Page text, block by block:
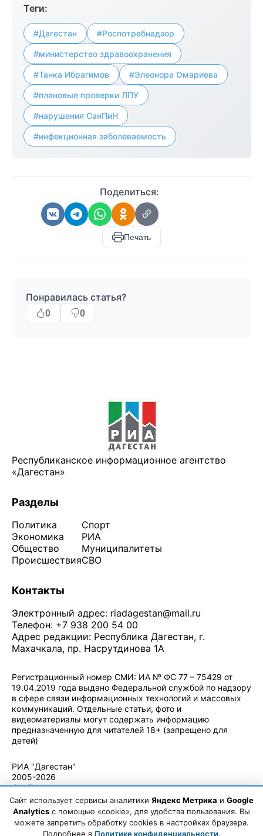
Теги:
#Дагестан #Роспотребнадзор
#министерство здравоохранения
#Танка Ибрагимов #Элеонора Омариева
#плановые проверки ЛПУ
#нарушения СанПиН
#инфекционная заболеваемость
Поделиться:
Печать
Понравилась статья?
0 0
Республиканское информационное агентство
«Дагестан»
Разделы
Политика
Экономика
Общество
Происшествия
Спорт
РИА
Муниципалитеты
СВО
Контакты
Электронный адрес: riadagestan@mail.ru
Телефон: +7 938 200 54 00
Адрес редакции: Республика Дагестан, г.
Махачкала, пр. Насрутдинова 1А
Регистрационный номер СМИ: ИА № ФС 77 – 75429 от
19.04.2019 года выдано Федеральной службой по надзору
в сфере связи информационных технологий и массовых
коммуникаций. Отдельные статьи, фото и
видеоматериалы могут содержать информацию
предназначенную для читателей 18+ (запрещено для
детей)
РИА "Дагестан"
2005-2026
© - Правила
использования
материалов.
Авторские
Сайт использует сервисы аналитики Яндекс Метрика и Google
Analytics с помощью «cookie», для удобства пользования. Вы
можете запретить обработку cookies в настройках браузера.
Подробнее в Политике конфиденциальности.